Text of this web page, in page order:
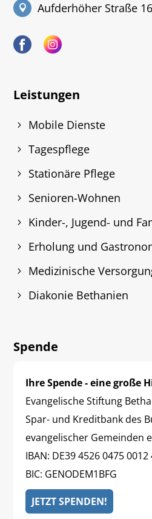
Aufderhöher Straße
Leistungen
Mobile Dienste
Tagespflege
Stationäre Pflege
Senioren-Wohnen
Kinder-, Jugend- und
Erholung und
Medizinische
Diakonie Bethanien
Spende
Ihre Spende - eine große
Evangelische Stiftung
Spar- und Kreditbank des
evangelischer Gemeinden
IBAN: DE39 4526 0475 0012
BIC: GENODEM1BFG
JETZT SPENDEN!